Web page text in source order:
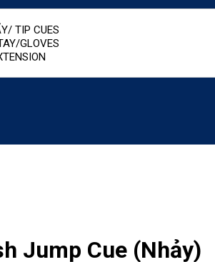
TIP CUES
GLOVES
Jump Cue (Nhảy)